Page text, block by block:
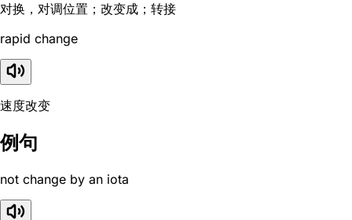
对换，对调位置；改变成；转接
rapid change
速度改变
例句
not change by an iota